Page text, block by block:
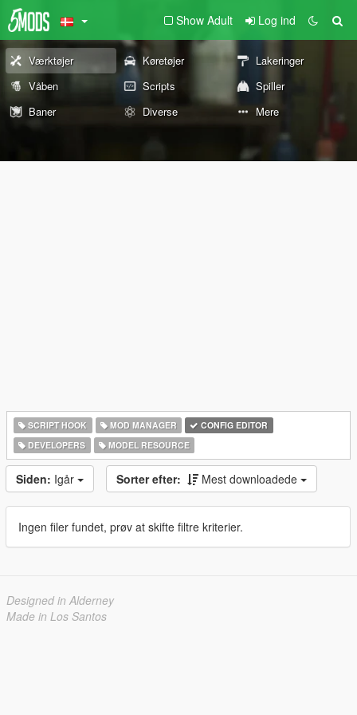
Show Adult Log ind
Værktøjer Køretøjer
Lakeringer
Våben
Scripts
Spiller
Baner
Diverse Mere
SCRIPT HOOK MOD MANAGER
CONFIG EDITOR
DEVELOPERS
MODEL RESOURCE
Siden: Igår Sorter efter: Mest downloadede
Ingen filer fundet, prøv at skifte filtre kriterier.
Designed in Alderney
Made in Los Santos